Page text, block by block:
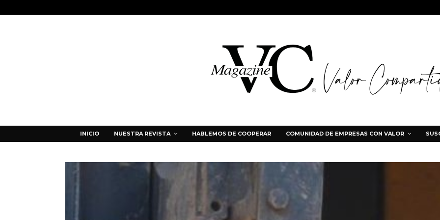
INICIO NUESTRA REVISTA HABLEMOS DE COOPERAR COMUNIDAD DE EMPRESAS CON VALOR